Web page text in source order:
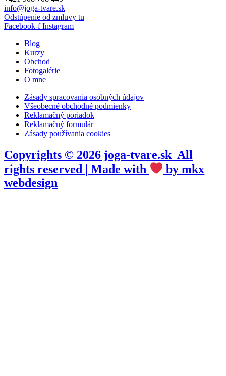
19,90 €.16,90 €.
info@joga-tvare.sk
Odstúpenie od zmluvy tu
Facebook-f Instagram
Blog
Kurzy
Obchod
Fotogalérie
O mne
Zásady spracovania osobných údajov
Všeobecné obchodné podmienky
Reklamačný poriadok
Reklamačný formulár
Zásady používania cookies
Copyrights © 2026 joga-tvare.sk All
rights reserved | Made with
by mkx
webdesign